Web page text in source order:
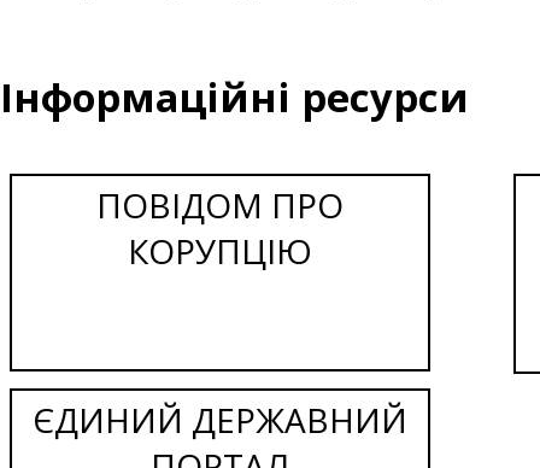
Інформаційні ресурси
ПОВІДОМ ПРО
КОРУПЦІЮ
ЄДИНИЙ ДЕРЖАВНИЙ